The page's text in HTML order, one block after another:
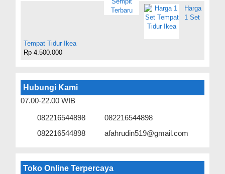
Harga
1 Set
Tempat Tidur Ikea
Rp 4.500.000
Hubungi Kami
07.00-22.00 WIB
082216544898
082216544898
082216544898
afahrudin519@gmail.com
Toko Online Terpercaya